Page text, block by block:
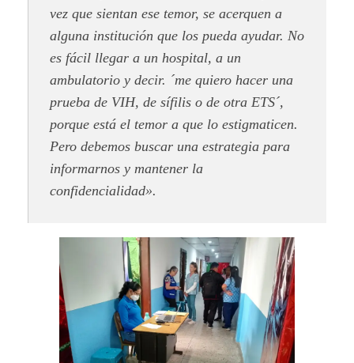
vez que sientan ese temor, se acerquen a
alguna institución que los pueda ayudar. No
es fácil llegar a un hospital, a un
ambulatorio y decir. ´me quiero hacer una
prueba de VIH, de sífilis o de otra ETS´,
porque está el temor a que lo estigmaticen.
Pero debemos buscar una estrategia para
informarnos y mantener la
confidencialidad».